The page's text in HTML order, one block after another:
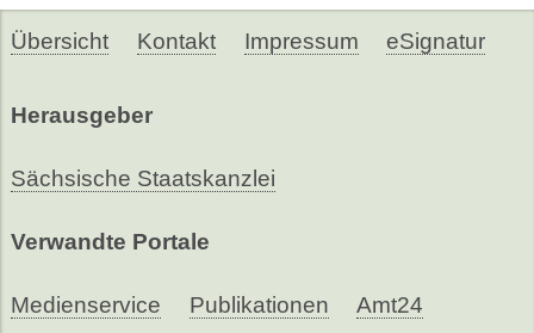
Übersicht Kontakt Impressum eSignatur
Herausgeber
Sächsische Staatskanzlei
Verwandte Portale
Medienservice Publikationen Amt24